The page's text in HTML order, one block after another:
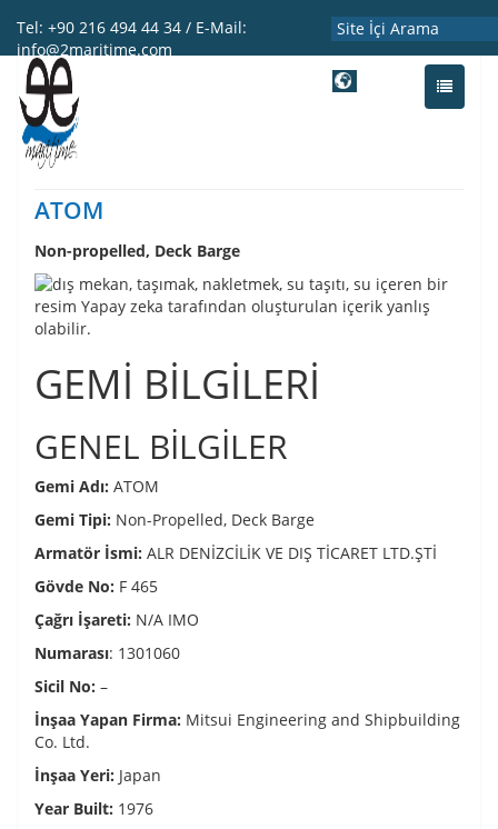
Tel: +90 216 494 44 34 / E-Mail:
info@2maritime.com
Toggle
ATOM
Non-propelled, Deck Barge
GEMİ BİLGİLERİ
GENEL BİLGİLER
Gemi Adı: ATOM
Gemi Tipi: Non-Propelled, Deck Barge
Armatör İsmi: ALR DENİZCİLİK VE DIŞ TİCARET LTD.ŞTİ
Gövde No: F 465
Çağrı İşareti: N/A IMO
Numarası: 1301060
Sicil No: –
İnşaa Yapan Firma: Mitsui Engineering and Shipbuilding
Co. Ltd.
İnşaa Yeri: Japan
Year Built: 1976